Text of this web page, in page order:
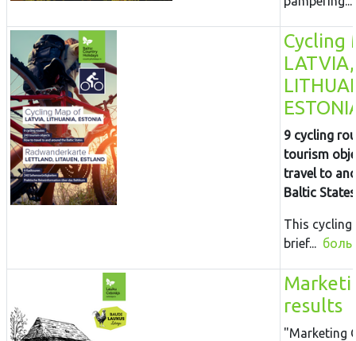
Cycling
LATVIA,
9 cycling
tourism
travel to
Baltic
This
brief...
results
"Marketing